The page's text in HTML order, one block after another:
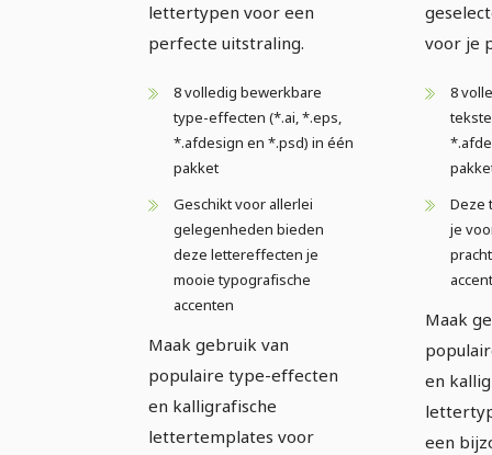
lettertypen voor een
perfecte uitstraling.
8 volledig bewerkbare
type-effecten (*.ai, *.eps,
*.afdesign en *.psd) in één
pakket
Geschikt voor allerlei
gelegenheden bieden
deze lettereffecten je
mooie typografische
accenten
Maak gebruik van
populaire type-effecten
en kalligrafische
lettertemplates voor
voor je
8
Deze
je
Maak
en
een